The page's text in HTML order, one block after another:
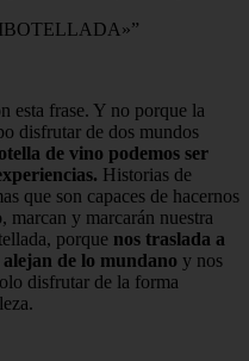
esta frase. Y no porque la
disfrutar de dos mundos
de vino podemos ser
Historias de
que son capaces de hacernos
marcan y marcarán nuestra
porque nos traslada a
alejan de lo mundano y nos
disfrutar de la forma